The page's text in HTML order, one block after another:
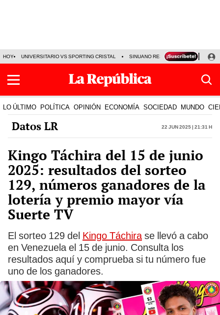
HOY UNIVERSITARIO VS SPORTING CRISTAL SINUANO RESULTADOS HOY
LO ÚLTIMO POLÍTICA OPINIÓN ECONOMÍA SOCIEDAD MUNDO
Datos LR 22 Jun 2025 | 21:31 h
Kingo Táchira del 15 de junio
2025: resultados del sorteo
129, números ganadores de la
lotería y premio mayor vía
Suerte TV
El sorteo 129 del Kingo Táchirase llevó a cabo
en Venezuela el 15 de junio. Consulta los
resultados aquí y comprueba si tu número fue
uno de los ganadores.